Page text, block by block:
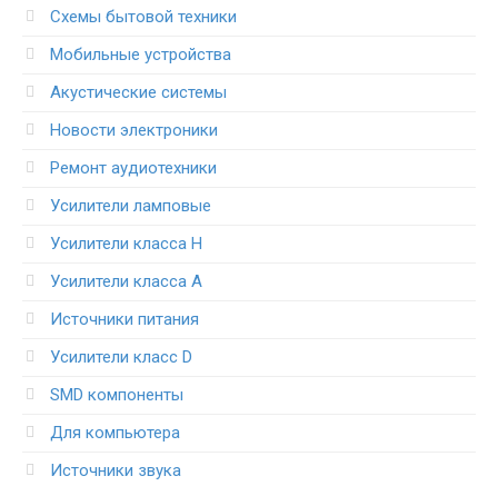
Схемы бытовой техники
Мобильные устройства
Акустические системы
Новости электроники
Ремонт аудиотехники
Усилители ламповые
Усилители класса H
Усилители класса А
Источники питания
Усилители класс D
SMD компоненты
Для компьютера
Источники звука